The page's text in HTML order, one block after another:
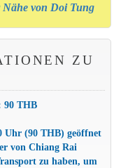
Nähe von Doi Tung
ZU
90 THB
Uhr (90 THB) geöffnet
von Chiang Rai
zu haben, um